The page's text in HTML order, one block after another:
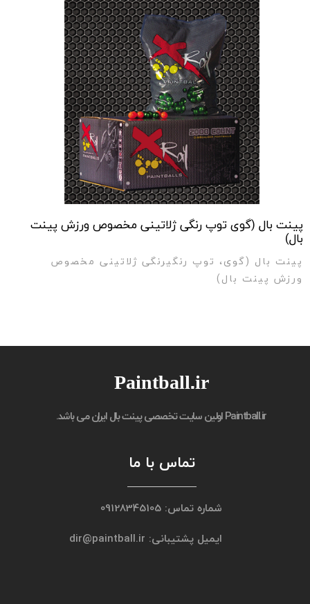
پینت بال (گوی توپ رنگی ژلاتینی مخصوص ورزش پینت
بال)
پینت بال (گوی، توپ رنگیرنگی ژلاتینی مخصوص
ورزش پینت بال)
Paintball.irاولین سایت تخصصی پینت بال ایران می باشد.
Paintball.ir
شماره تماس: 09128345105
ایمیل پشتیبانی: dir@paintball.ir
تماس با ما